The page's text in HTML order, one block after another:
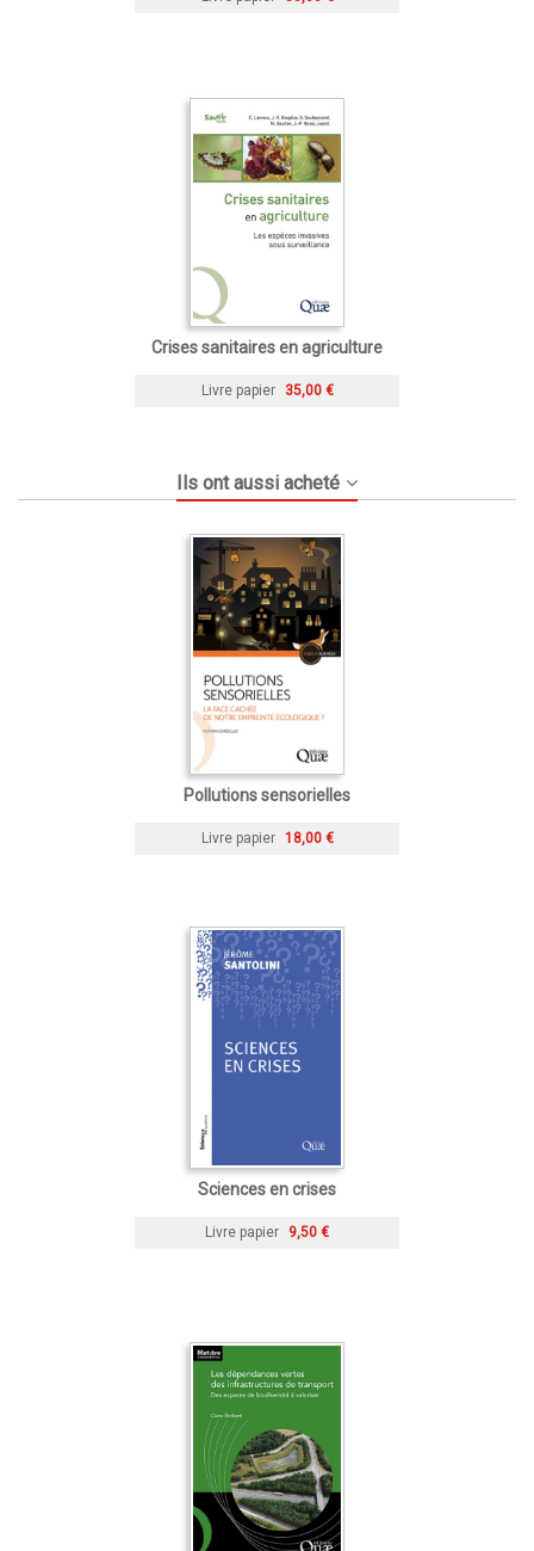
Crises sanitaires en agriculture
Livre papier 35,00 €
Ils ont aussi acheté
Pollutions sensorielles
Livre papier 18,00 €
Sciences en crises
Livre papier 9,50 €